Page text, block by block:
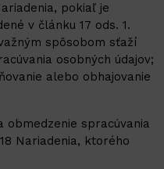
pokiaľ je
v článku 17 ods. 1.
spôsobom sťaží
osobných údajov;
alebo obhajovanie
obmedzenie spracúvania
Nariadenia, ktorého